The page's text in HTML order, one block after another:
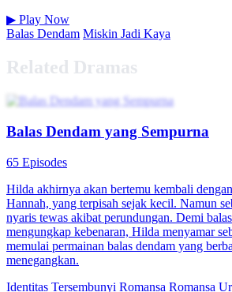
▶ Play Now
Balas Dendam Miskin Jadi Kaya
Related Dramas